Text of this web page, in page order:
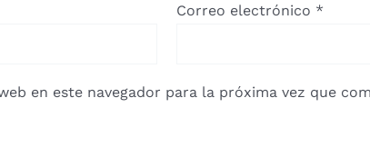
Correo electrónico *
en este navegador para la próxima vez que